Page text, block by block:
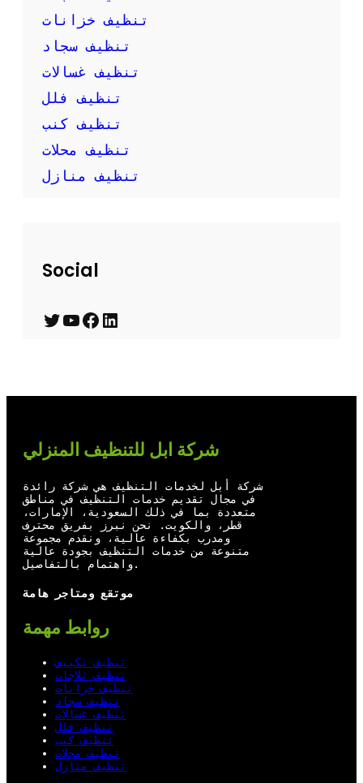
تنظيف خزانات
تنظيف سجاد
تنظيف غسالات
تنظيف فلل
تنظيف كنب
تنظيف محلات
تنظيف منازل
Social
T
t
e
r
Y
u
b
e
F
o
o
k
L
e
d
I
n
شركة ابل للتنظيف المنزلي
شركة أبل لخدمات التنظيف هي شركة رائدة
في مجال تقديم خدمات التنظيف في مناطق
متعددة بما في ذلك السعودية، الإمارات،
قطر، والكويت. نحن نبرز بفريق محترف
ومدرب بكفاءة عالية، ونقدم مجموعة
متنوعة من خدمات التنظيف بجودة عالية
واهتمام بالتفاصيل.
موتقع ومتاجر هامة
روابط مهمة
تنظيف تكييف
تنظيف ثلاجات
تنظيف خزانات
تنظيف سجاد
تنظيف غسالات
تنظيف فلل
تنظيف كنب
تنظيف محلات
تنظيف منازل